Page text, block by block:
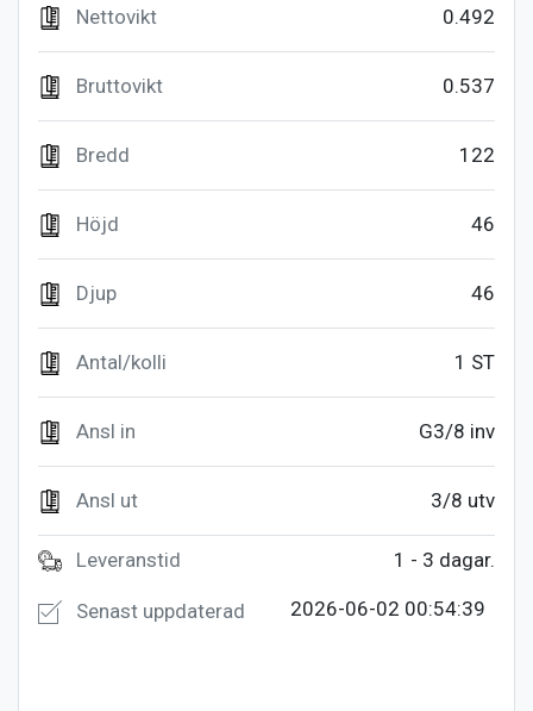
0.492
Nettovikt
0.537
Bruttovikt
122
Bredd
46
Höjd
46
Djup
1 ST
Antal/kolli
G3/8 inv
Ansl in
3/8 utv
Ansl ut
1 - 3 dagar.
Leveranstid
2026-06-02 00:54:39
Senast uppdaterad